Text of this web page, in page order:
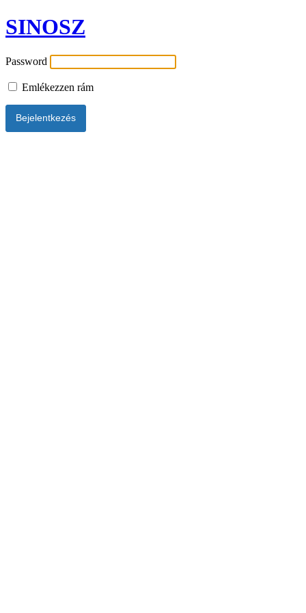
SINOSZ
Password
Emlékezzen rám